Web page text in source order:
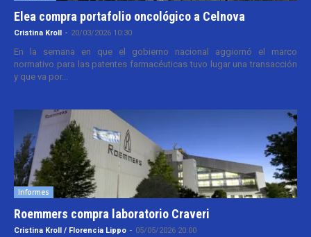
Elea compra portafolio oncológico a Celnova
Cristina Kroll - 20/03/2026 10:30
En la semana en que el gobierno nacional aggiornó el marco
normativo para las patentes farmacéuticas tuvo lugar una transacción
y que va por...
Informes
Roemmers compra laboratorio Craveri
Cristina Kroll / Florencia Lippo - 05/05/2026 20:00